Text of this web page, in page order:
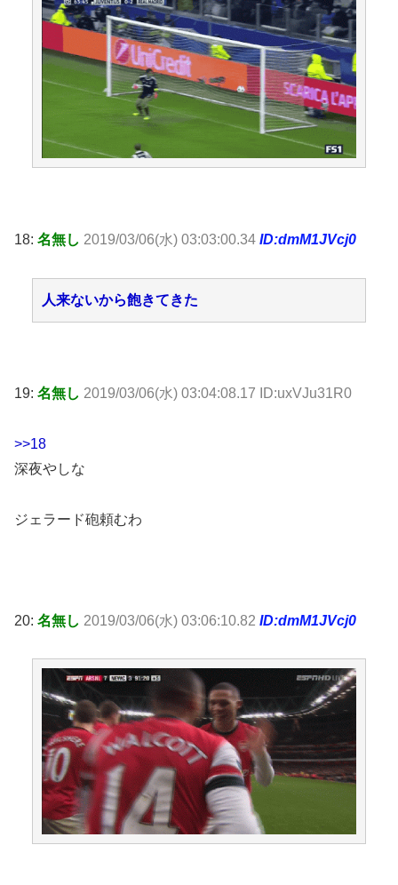
18: 名無し 2019/03/06(水) 03:03:00.34 ID:dmM1JVcj0
人来ないから飽きてきた
19: 名無し 2019/03/06(水) 03:04:08.17 ID:uxVJu31R0
>>18
深夜やしな
ジェラード砲頼むわ
20: 名無し 2019/03/06(水) 03:06:10.82 ID:dmM1JVcj0